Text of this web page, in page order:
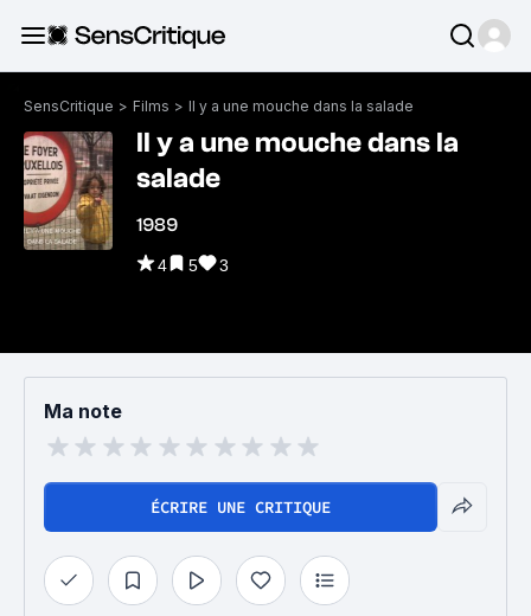
SensCritique > Films > Il y a une mouche dans la salade
Il y a une mouche dans la
salade
1989
4 5 3
Ma note
ÉCRIRE UNE CRITIQUE